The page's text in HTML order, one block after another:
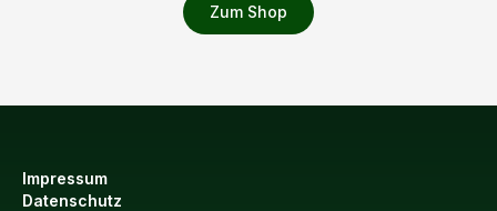
Zum Shop
Impressum
Datenschutz